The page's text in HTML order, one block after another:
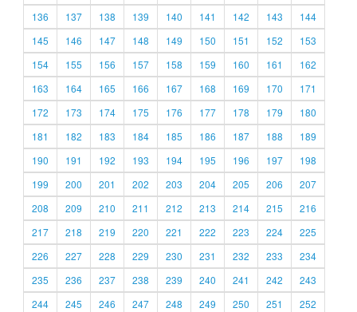
136
137 138 139 140 141 142 143
144
145
146 147 148 149 150 151 152
153
154
155 156 157 158 159 160 161
162
163
164 165 166 167 168 169 170
171
172
173 174 175 176 177 178 179
180
181
182 183 184 185 186 187 188
189
190
191 192 193 194 195 196 197
198
199
200 201 202 203 204 205 206
207
208
209 210 211 212 213 214 215
216
217
218 219 220 221 222 223 224
225
226
227 228 229 230 231 232 233
234
235
236 237 238 239 240 241 242
243
244
245 246 247 248 249 250 251 252